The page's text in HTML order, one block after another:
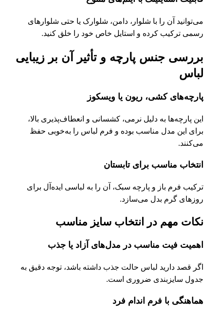
می‌توانید آن را با شلوار، دامن، شلوارک یا حتی شلوارهای
رسمی ترکیب کرده و استایل خاص خود را خلق کنید.
بررسی جنس پارچه و تأثیر آن بر زیبایی
لباس
پارچه‌های کشی، ریون یا ویسکوز
این پارچه‌ها به دلیل نرمی، کشسانی و انعطاف‌پذیری بالا،
برای این مدل مناسب بوده و فرم لباس را به‌خوبی حفظ
می‌کنند.
انتخاب مناسب برای تابستان
ترکیب فرم باز و پارچه سبک، آن را به لباسی ایده‌آل برای
روزهای گرم بدل می‌سازد.
نکات مهم در انتخاب سایز مناسب
اهمیت فیت مناسب در مدل‌های آزاد یا جذب
اگر قصد دارید لباس حالت جذب داشته باشد، توجه دقیق به
جدول سایزبندی ضروری است.
هماهنگی با فرم اندام فرد